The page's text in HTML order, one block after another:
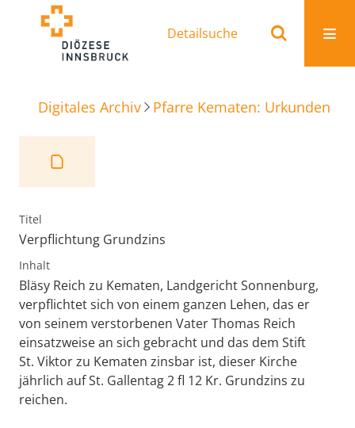
Detailsuche
Digitales Archiv Pfarre Kematen: Urkunden
Titel
Verpflichtung Grundzins
Inhalt
Bläsy Reich zu Kematen, Landgericht Sonnenburg,
verpflichtet sich von einem ganzen Lehen, das er
von seinem verstorbenen Vater Thomas Reich
einsatzweise an sich gebracht und das dem Stift
St. Viktor zu Kematen zinsbar ist, dieser Kirche
jährlich auf St. Gallentag 2 fl 12 Kr. Grundzins zu
reichen.